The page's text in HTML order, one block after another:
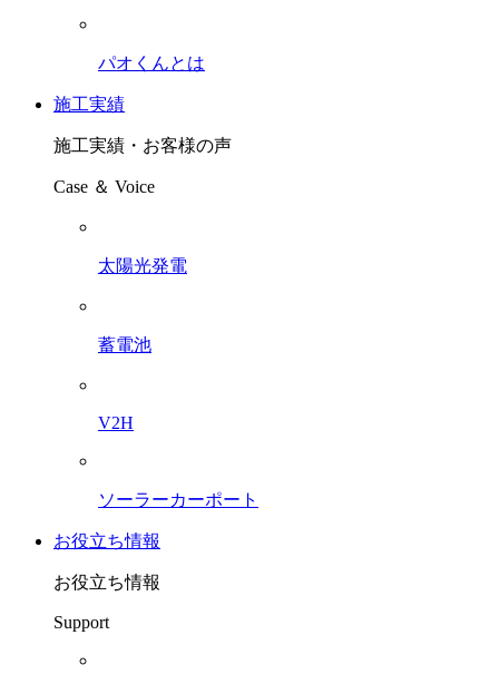
パオくんとは
施工実績
施工実績・お客様の声
Case ＆ Voice
太陽光発電
蓄電池
V2H
ソーラーカーポート
お役立ち情報
お役立ち情報
Support